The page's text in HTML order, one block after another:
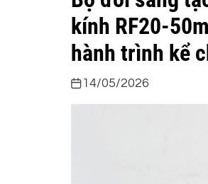
kính RF20-
hành trình kể
14/05/2026